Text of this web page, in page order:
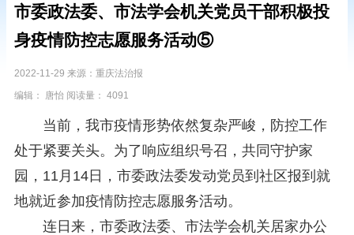
关于开展“2025年青年普法志愿者法治文化基层行”活动的通知 2025-04-22
重庆市法学会数字法学研究会学术年会拟于11月14日召开 2025-10-28
中共重庆市委 重庆市人民政府 关于深入开展向“时代楷模”重庆检察未成年人保护工作团队代表学习活动的决定 2025-10-09
中央政法委印发通知要求学习宣传重庆检察未成年人保护工作团队代表先进事迹 2025-09-30
关于学习运用普法专栏节目《说法》的通知 2025-09-08
第二十届西部法治论坛暨法治宁夏论坛拟获奖论文公示
征稿启事 2025-08-28
市委政法委、市法学会机关党员干部积极投
身疫情防控志愿服务活动⑤
2022-11-29 来源：重庆法治报
编辑： 唐怡 阅读量： 4091
当前，我市疫情形势依然复杂严峻，防控工作
处于紧要关头。为了响应组织号召，共同守护家
园，11月14日，市委政法委发动党员到社区报到就
地就近参加疫情防控志愿服务活动。
连日来，市委政法委、市法学会机关居家办公